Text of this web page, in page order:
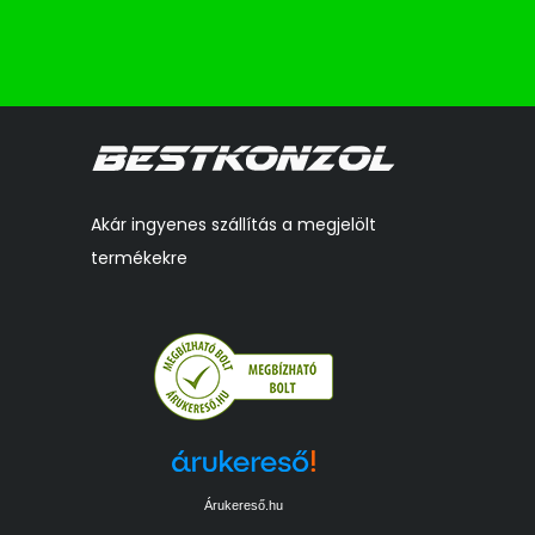
Akár ingyenes szállítás a megjelölt
termékekre
Árukereső.hu